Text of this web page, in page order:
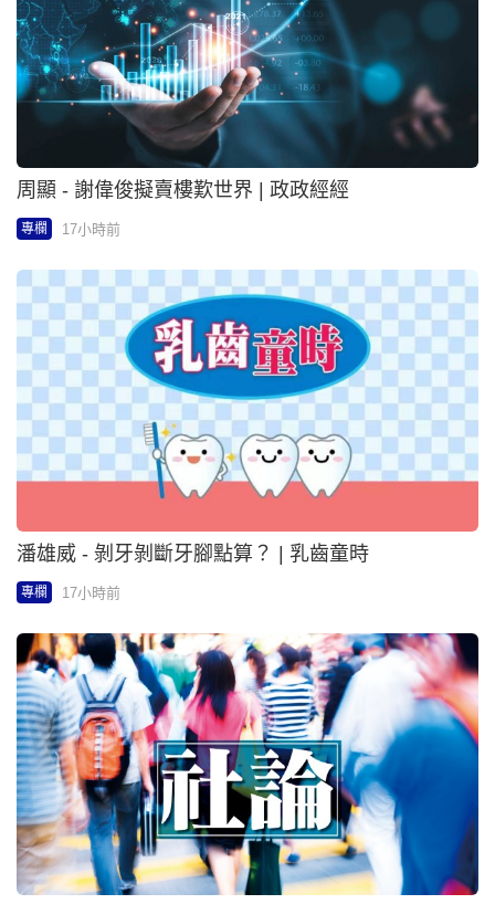
周顯 - 謝偉俊擬賣樓歎世界 | 政政經經
專欄 17小時前
潘雄威 - 剝牙剝斷牙腳點算？ | 乳齒童時
專欄 17小時前